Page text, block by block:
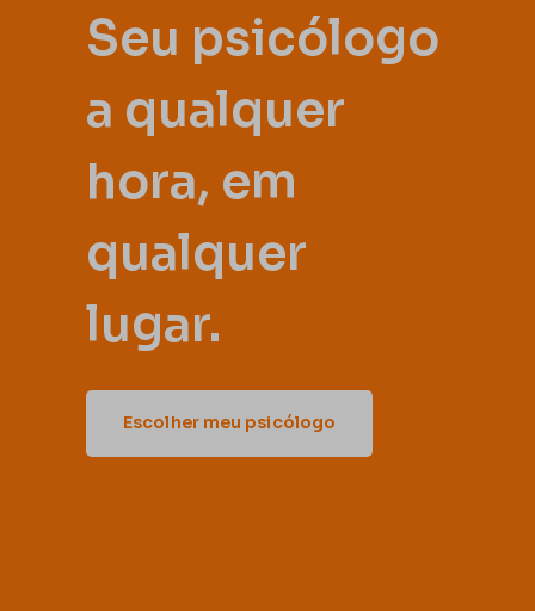
Seu psicólogo
a qualquer
hora, em
qualquer
lugar.
Escolher meu psicólogo